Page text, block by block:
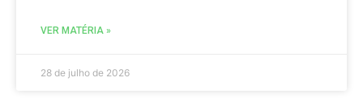
VER MATÉRIA »
28 de julho de 2026